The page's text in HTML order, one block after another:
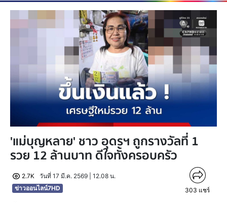
'แม่บุญหลาย' ชาว อุดรฯ ถูกรางวัลที่ 1
รวย 12 ล้านบาท ดีใจทั้งครอบครัว
2.7K
วันที่ 17 มี.ค. 2569 | 12.08 น.
ข่าวออนไลน์7HD
303 แชร์